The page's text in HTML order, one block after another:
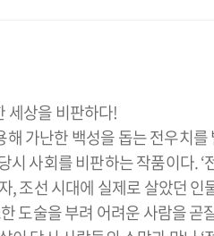
세상을 비판하다!
해 가난한 백성을 돕는 전우치를
시 사회를 비판하는 작품이다. ‘
, 조선 시대에 실제로 살았던 인
도술을 부려 어려운 사람을 곧